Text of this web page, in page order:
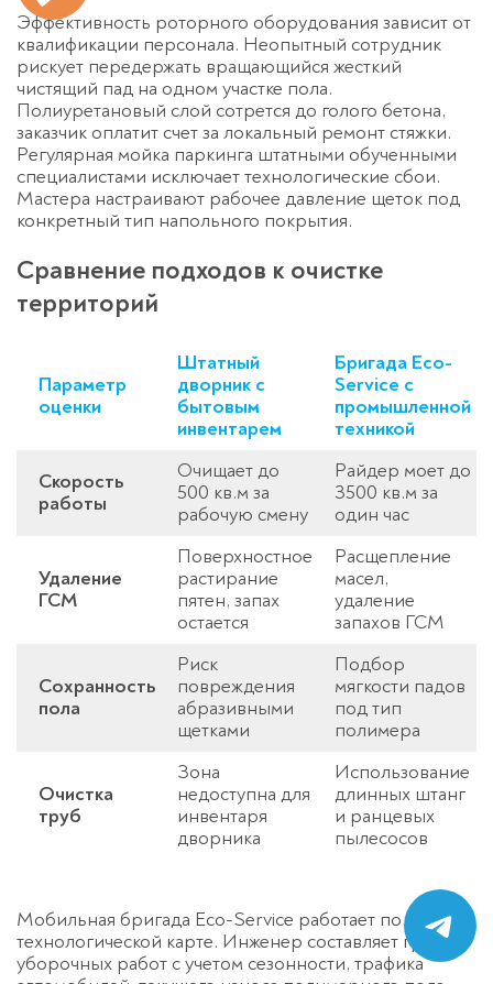
Эффективность роторного оборудования зависит от
квалификации персонала. Неопытный сотрудник
рискует передержать вращающийся жесткий
чистящий пад на одном участке пола.
Полиуретановый слой сотрется до голого бетона,
заказчик оплатит счет за локальный ремонт стяжки.
Регулярная мойка паркинга штатными обученными
специалистами исключает технологические сбои.
Мастера настраивают рабочее давление щеток под
конкретный тип напольного покрытия.
Сравнение подходов к очистке
территорий
Параметр
оценки
Штатный
дворник с
бытовым
инвентарем
Бригада Eco-
Service с
промышленной
техникой
Скорость
работы
Очищает до
500 кв.м за
рабочую смену
Райдер моет до
3500 кв.м за
один час
Удаление
ГСМ
Поверхностное
растирание
пятен, запах
остается
Расщепление
масел,
удаление
запахов ГСМ
Сохранность
пола
Риск
повреждения
абразивными
щетками
Подбор
мягкости падов
под тип
полимера
Очистка
труб
Зона
недоступна для
инвентаря
дворника
Использование
длинных штанг
и ранцевых
пылесосов
Мобильная бригада Eco-Service работает по
технологической карте. Инженер составляет график
уборочных работ с учетом сезонности, трафика